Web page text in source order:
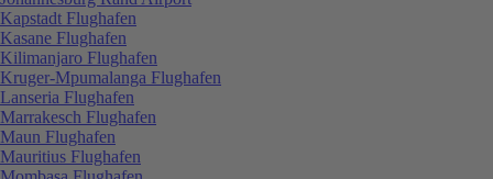
Kapstadt Flughafen
Kasane Flughafen
Kilimanjaro Flughafen
Kruger-Mpumalanga Flughafen
Lanseria Flughafen
Marrakesch Flughafen
Maun Flughafen
Mauritius Flughafen